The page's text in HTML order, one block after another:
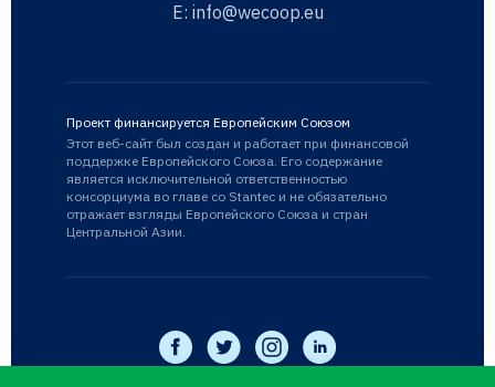
E: info@wecoop.eu
Проект финансируется Европейским Союзом
Этот веб-сайт был создан и работает при финансовой
поддержке Европейского Союза. Его содержание
является исключительной ответственностью
консорциума во главе со Stantec и не обязательно
отражает взгляды Европейского Союза и стран
Центральной Азии.